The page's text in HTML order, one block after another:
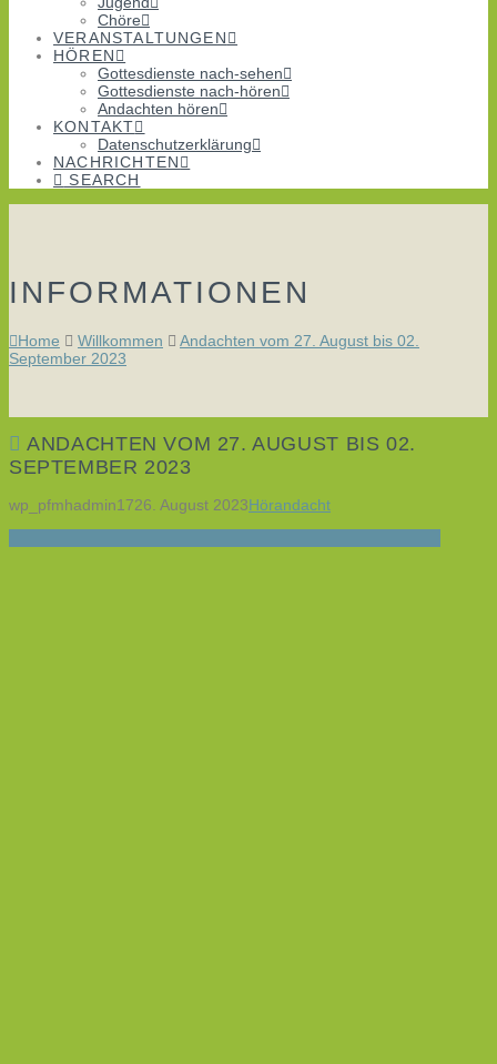
Chöre
VERANSTALTUNGEN
HÖREN
Gottesdienste nach-sehen
Gottesdienste nach-hören
Andachten hören
KONTAKT
Datenschutzerklärung
NACHRICHTEN
SEARCH
INFORMATIONEN
Home Willkommen
Andachten vom 27. August bis 02.
September 2023
ANDACHTEN VOM 27. AUGUST BIS 02.
SEPTEMBER 2023
wp_pfmhadmin1726. August 2023Hörandacht